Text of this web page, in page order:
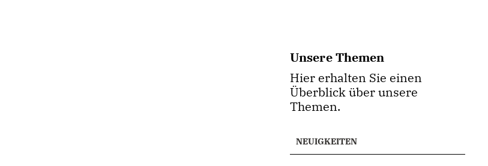
Unsere Themen
Hier erhalten Sie einen
Überblick über unsere
Themen.
NEUIGKEITEN